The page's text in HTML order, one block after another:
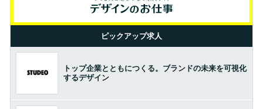
ピックアップ求人
トップ企業とともにつくる。ブランドの未来を可視化
するデザイン